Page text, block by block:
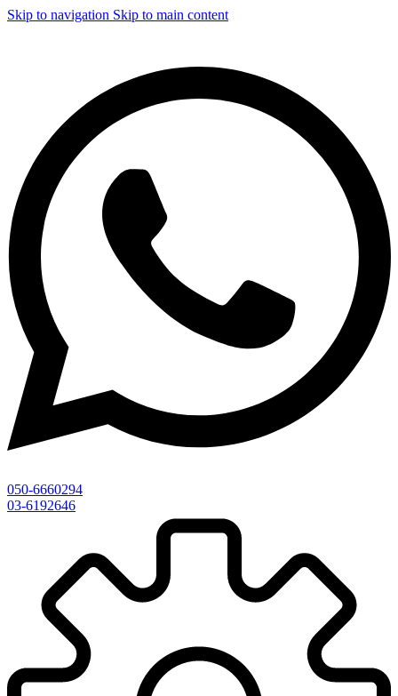
Skip to navigation Skip to main content
050-6660294
03-6192646